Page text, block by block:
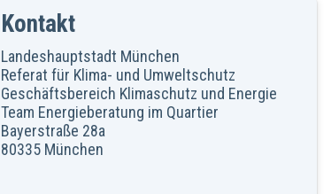
Kontakt
Landeshauptstadt München
Referat für Klima- und Umweltschutz
Geschäftsbereich Klimaschutz und Energie
Team Energieberatung im Quartier
Bayerstraße 28a
80335 München